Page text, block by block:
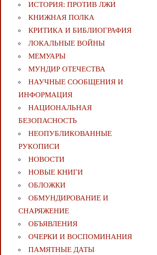
ИСТОРИЯ: ПРОТИВ ЛЖИ
КНИЖНАЯ ПОЛКА
КРИТИКА И БИБЛИОГРАФИЯ
ЛОКАЛЬНЫЕ ВОЙНЫ
МЕМУАРЫ
МУНДИР ОТЕЧЕСТВА
НАУЧНЫЕ СООБЩЕНИЯ И
ИНФОРМАЦИЯ
НАЦИОНАЛЬНАЯ
БЕЗОПАСНОСТЬ
НЕОПУБЛИКОВАННЫЕ
РУКОПИСИ
НОВОСТИ
НОВЫЕ КНИГИ
ОБЛОЖКИ
ОБМУНДИРОВАНИЕ И
СНАРЯЖЕНИЕ
ОБЪЯВЛЕНИЯ
ОЧЕРКИ И ВОСПОМИНАНИЯ
ПАМЯТНЫЕ ДАТЫ